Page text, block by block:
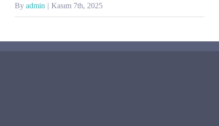
By admin | Kasım 7th, 2025